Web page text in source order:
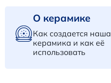
О керамике
Как создается наша
керамика и как её
использовать